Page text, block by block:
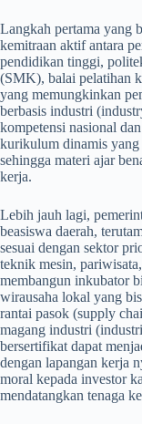
Langkah pertama yang
kemitraan aktif antara
pendidikan tinggi,
(SMK), balai pelatihan
yang memungkinkan
berbasis industri
kompetensi nasional
kurikulum dinamis yang
sehingga materi ajar
kerja.
Lebih jauh lagi,
beasiswa daerah,
sesuai dengan sektor
teknik mesin,
membangun inkubator
wirausaha lokal yang
rantai pasok (supply
magang industri
bersertifikat dapat
dengan lapangan kerja
moral kepada investor
mendatangkan tenaga